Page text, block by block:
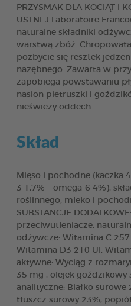
PRZYSMAK DLA KOCIĄT I
USTNEJ Laboratoire
naturalne składniki
warstwą zbóż.
pozbycie się resztek
nazębnego. Zawarta w
zapobiega powstawaniu
nasion pietruszki i
nieświeży oddech.
Skład
Mięso i pochodne (kaczka
3 1,7% – omega-6 4%),
roślinnego, mleko i
SUBSTANCJE
przeciwutleniacze,
odżywcze: Witamina C
Witamina D3 210 UI,
aktywne: Wyciąg z
35 mg , olejek goździkowy
analityczne: Białko surowe
tłuszcz surowy 23%,